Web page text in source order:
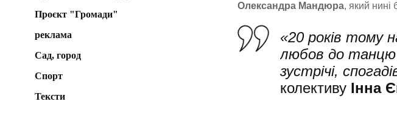
Олександра Мандюра, який нині
«20 років тому
любов до танцю
зустрічі,
колективу Інна
Проєкт "Громади"
реклама
Сад, город
Спорт
Тексти